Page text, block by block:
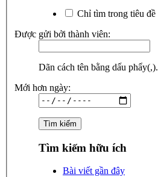
Chỉ tìm trong tiêu đề
Được gửi bởi thành viên:
Dãn cách tên bằng dấu phẩy(,).
Mới hơn ngày:
Tìm kiếm hữu ích
Bài viết gần đây